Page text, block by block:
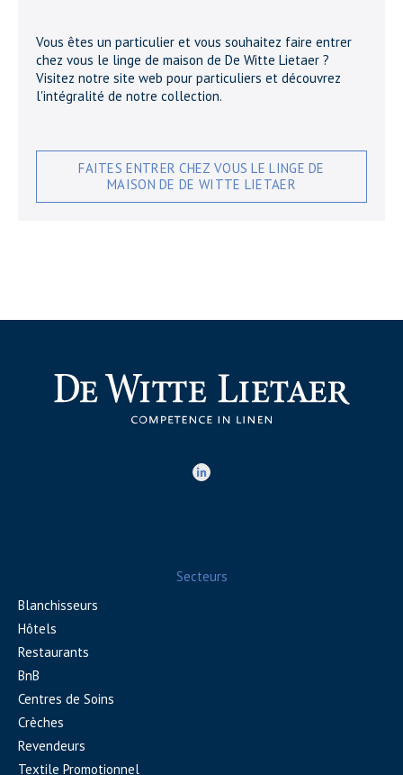
Vous êtes un particulier et vous souhaitez faire entrer
chez vous le linge de maison de De Witte Lietaer ?
Visitez notre site web pour particuliers et découvrez
l'intégralité de notre collection.
FAITES ENTRER CHEZ VOUS LE LINGE DE
MAISON DE DE WITTE LIETAER
Secteurs
Blanchisseurs
Hôtels
Restaurants
BnB
Centres de Soins
Crèches
Revendeurs
Textile Promotionnel